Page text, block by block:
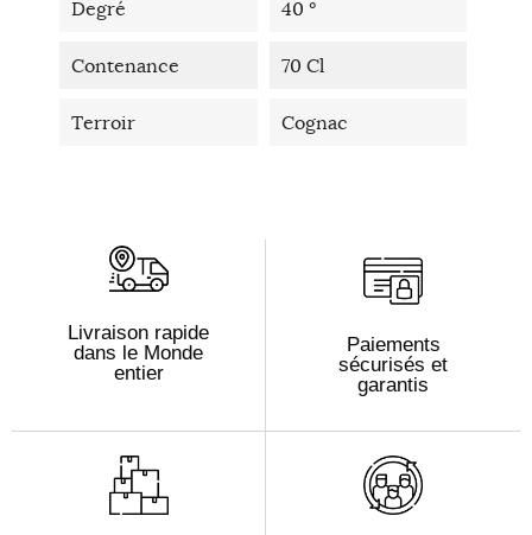
Degré 40 °
Contenance 70 Cl
Terroir Cognac
Livraison rapide
dans le Monde
entier
Paiements
sécurisés et
garantis